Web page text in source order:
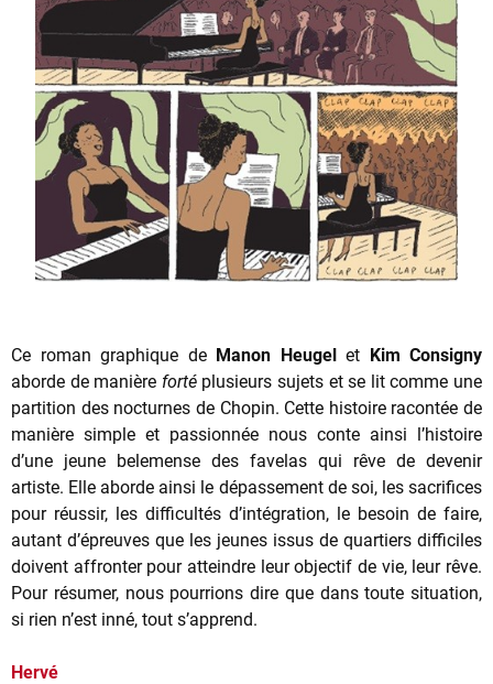
Ce roman graphique de Manon Heugelet Kim Consigny
aborde de manière fortéplusieurs sujets et se lit comme une
partition des nocturnes de Chopin. Cette histoire racontée de
manière simple et passionnée nous conte ainsi l’histoire
d’une jeune belemense des favelas qui rêve de devenir
artiste. Elle aborde ainsi le dépassement de soi, les sacrifices
pour réussir, les difficultés d’intégration, le besoin de faire,
autant d’épreuves que les jeunes issus de quartiers difficiles
doivent affronter pour atteindre leur objectif de vie, leur rêve.
Pour résumer, nous pourrions dire que dans toute situation,
si rien n’est inné, tout s’apprend.
Hervé